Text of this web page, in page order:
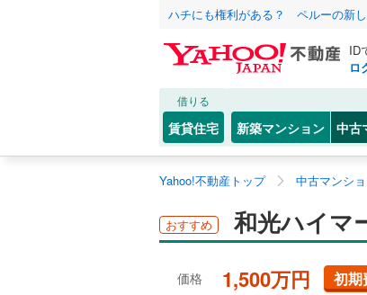
ハチにも権利がある？ ペルーの新
ID
ロ
借りる
賃貸住宅 新築マンション 中古
Yahoo!不動産トップ 中古マンシ
おすすめ 和光ハイマ
価格 1,500万円 初期